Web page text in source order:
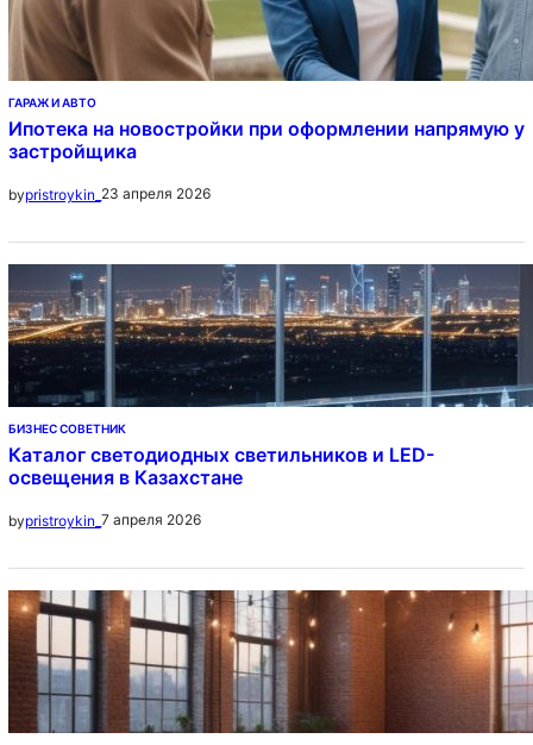
ГАРАЖ И АВТО
Ипотека на новостройки при оформлении напрямую у
застройщика
bypristroykin_ 23 апреля 2026
БИЗНЕС СОВЕТНИК
Каталог светодиодных светильников и LED-
освещения в Казахстане
bypristroykin_ 7 апреля 2026